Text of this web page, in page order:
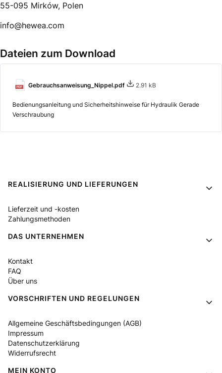
55-095 Mirków, Polen
info@hewea.com
Dateien zum Download
Gebrauchsanweisung_Nippel.pdf 2.91 kB
Bedienungsanleitung und Sicherheitshinweise für Hydraulik Gerade
Verschraubung
Fußzeilenmenü
REALISIERUNG UND LIEFERUNGEN
Lieferzeit und -kosten
Zahlungsmethoden
DAS UNTERNEHMEN
Kontakt
FAQ
Über uns
VORSCHRIFTEN UND REGELUNGEN
Allgemeine Geschäftsbedingungen (AGB)
Impressum
Datenschutzerklärung
Widerrufsrecht
MEIN KONTO